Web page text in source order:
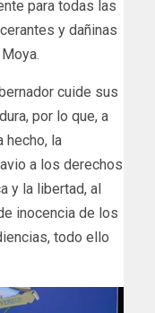
para todas las
y dañinas
cuide sus
por lo que, a
hecho, la
a los derechos
y la libertad, al
inocencia de los
todo ello